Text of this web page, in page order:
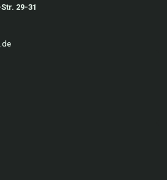
29-31